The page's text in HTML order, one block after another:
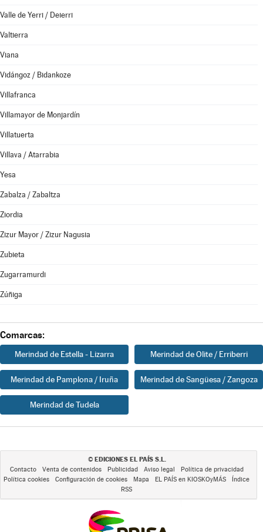
Valle de Yerri / Deierri
Valtierra
Viana
Vidángoz / Bidankoze
Villafranca
Villamayor de Monjardín
Villatuerta
Villava / Atarrabia
Yesa
Zabalza / Zabaltza
Ziordia
Zizur Mayor / Zizur Nagusia
Zubieta
Zugarramurdi
Zúñiga
Comarcas:
Merindad de Estella - Lizarra Merindad de Olite / Erriberri
Merindad de Pamplona / Iruña Merindad de Sangüesa / Zangoza
Merindad de Tudela
© EDICIONES EL PAÍS S.L.
Contacto Venta de contenidos Publicidad Aviso legal
Política de privacidad
Política cookies
Configuración de cookies Mapa EL PAÍS en KIOSKOyMÁS
Índice
RSS